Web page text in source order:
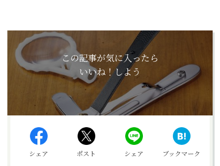
この記事が気に入ったら
いいね！しよう
シェア ポスト シェア ブックマーク